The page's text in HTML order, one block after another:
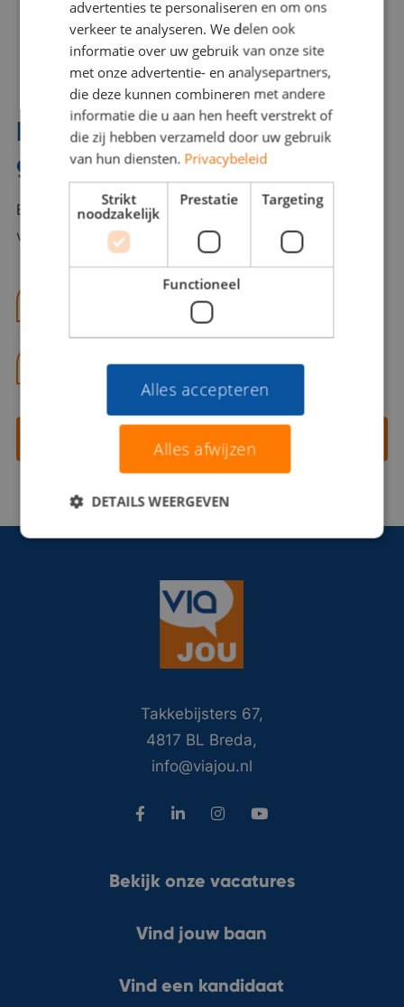
Interesse? Benno helpt je
graag verder!
Bel of mail Benno met al jouw vragen. Benno staat
voor je klaar en helpt je graag!
benno@viajou.nl
06 13 28 62 71
Contact opnemen
Takkebijsters 67,
4817 BL Breda,
info@viajou.nl
Bekijk onze vacatures
Vind jouw baan
Vind een kandidaat
advertenties te personaliseren en om ons
verkeer te analyseren. We delen ook
informatie over uw gebruik van onze site
met onze advertentie- en analysepartners,
die deze kunnen combineren met andere
informatie die u aan hen heeft verstrekt of
die zij hebben verzameld door uw gebruik
van hun diensten. Privacybeleid
Strikt
noodzakelijk
Prestatie Targeting
Functioneel
Alles accepteren
Alles afwijzen
DETAILS WEERGEVEN